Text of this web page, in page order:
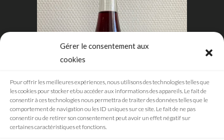
Gérer le consentement aux
cookies
Pour offrir les meilleures expériences, nous utilisons des technologies telles que
les cookies pour stocker et/ou accéder aux informations des appareils. Le fait de
consentir à ces technologies nous permettra de traiter des données telles que le
comportement de navigation ou les ID uniques sur ce site. Le fait de ne pas
consentir ou de retirer son consentement peut avoir un effet négatif sur
certaines caractéristiques et fonctions.